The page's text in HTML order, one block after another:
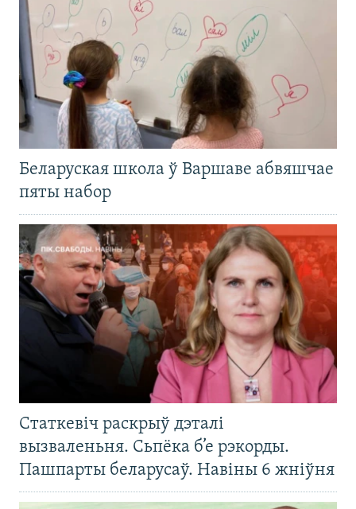
Беларуская школа ў Варшаве абвяшчае
пяты набор
Статкевіч раскрыў дэталі
вызваленьня. Сьпёка б’е рэкорды.
Пашпарты беларусаў. Навіны 6 жніўня